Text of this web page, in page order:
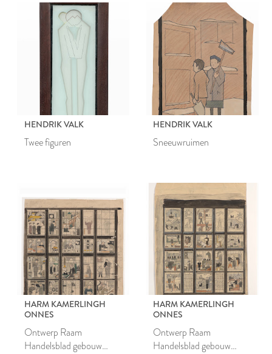
HENDRIK VALK
Twee figuren
HENDRIK VALK
Sneeuwruimen
HARM KAMERLINGH
ONNES
Ontwerp Raam
Handelsblad gebouw
HARM KAMERLINGH
ONNES
Ontwerp Raam
Handelsblad gebouw